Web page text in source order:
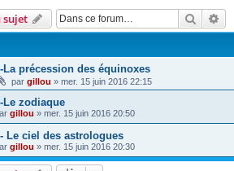
sujet
La précession des équinoxes
par gillou » mer. 15 juin 2016 22:15
Le zodiaque
gillou » mer. 15 juin 2016 20:50
Le ciel des astrologues
gillou » mer. 15 juin 2016 20:30